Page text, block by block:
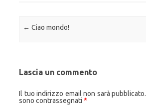
Navigazione articolo
← Ciao mondo!
Lascia un commento
Il tuo indirizzo email non sarà pubblicato.
sono contrassegnati *